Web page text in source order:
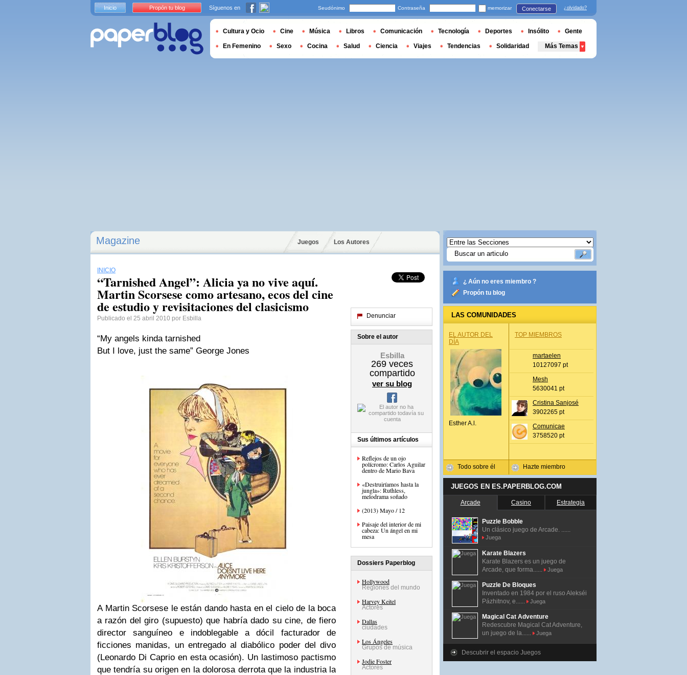
Magazine Juegos Los Autores
INICIO
“Tarnished Angel”: Alicia ya no vive aquí.
Martin Scorsese como artesano, ecos del cine
de estudio y revisitaciones del clasicismo
Publicado el 25 abril 2010 por Esbilla
“My angels kinda tarnished
But I love, just the same” George Jones
A Martin Scorsese le están dando hasta en el cielo de la boca
a razón del giro (supuesto) que habría dado su cine, de fiero
director sanguíneo e indoblegable a dócil facturador de
ficciones manidas, un entregado al diabólico poder del divo
(Leonardo Di Caprio en esta ocasión). Un lastimoso pactismo
que tendría su origen en la dolorosa derrota que la industria la
Denunciar
Sobre el autor
Esbilla
269 veces
compartido
ver su blog
Sus últimos artículos
Reflejos de un ojo
polícromo: Carlos Aguilar
dentro de Mario Bava
«Destruiríamos hasta la
jungla»: Ruthless,
melodrama soñado
(2013) Mayo / 12
Paisaje del interior de mi
cabeza: Un ángel en mi
mesa
Dossiers Paperblog
Hollywood
Regiones del mundo
Harvey Keitel
Actores
Dallas
ciudades
Los Ángeles
Grupos de música
Jodie Foster
Actores
¿ Aún no eres miembro ?
Propón tu blog
LAS COMUNIDADES
EL AUTOR DEL
DÍA
Esther A.l.
Todo sobre él
TOP MIEMBROS
martaelen
10127097 pt
Mesh
5630041 pt
Cristina Sanjosé
3902265 pt
Comunicae
3758520 pt
Hazte miembro
JUEGOS EN ES.PAPERBLOG.COM
Arcade Casino Estrategia
Puzzle Bobble
Un clásico juego de Arcade. ......
Juega
Karate Blazers
Karate Blazers es un juego de
Arcade, que forma......
Juega
Puzzle De Bloques
Inventado en 1984 por el ruso Alekséi
Pázhitnov, e......
Juega
Magical Cat Adventure
Redescubre Magical Cat Adventure,
un juego de la......
Juega
Descubrir el espacio Juegos
Inicio Propón tu blog Síguenos en Seudónimo Contraseña memorizar Conectarse ¿olvidado?
Cultura y Ocio Cine Música Libros Comunicación Tecnología Deportes Insólito Gente
En Femenino Sexo Cocina Salud Ciencia Viajes Tendencias Solidaridad Más Temas